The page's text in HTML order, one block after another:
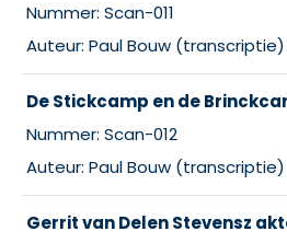
Nummer: Scan-011
Auteur: Paul Bouw (transcriptie)
De Stickcamp en de
Nummer: Scan-012
Auteur: Paul Bouw (transcriptie)
Gerrit van Delen Stevensz